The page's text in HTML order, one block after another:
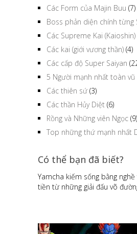
Các Form của Majin Buu (7)
Boss phản diện chính từng
Các Supreme Kai (Kaioshin)
Các kai (giới vương thần) (4)
Các cấp độ Super Saiyan
5 Người mạnh nhất toàn vũ
Các thiên sứ (3)
Các thần Hủy Diệt (6)
Rồng và Những viên Ngọc (9)
Top những thứ mạnh nhất
Có thể bạn đã biết?
Yamcha kiếm sống bằng
tiền từ những giải đấu võ